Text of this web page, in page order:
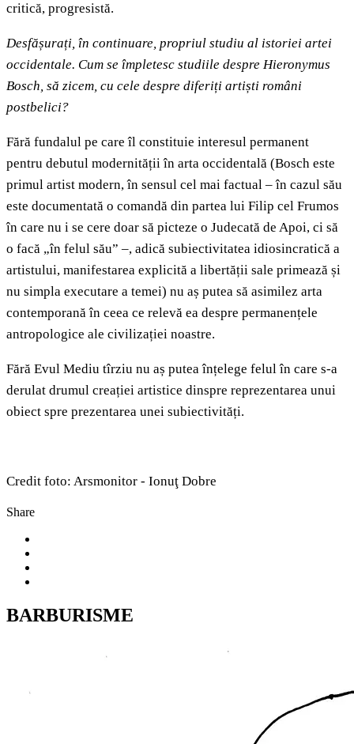
critică, progresistă.
Desfășurați, în continuare, propriul studiu al istoriei artei
occidentale. Cum se împletesc studiile despre Hieronymus
Bosch, să zicem, cu cele despre diferiți artiști români
postbelici?
Fără fundalul pe care îl constituie interesul permanent
pentru debutul modernității în arta occidentală (Bosch este
primul artist modern, în sensul cel mai factual – în cazul său
este documentată o comandă din partea lui Filip cel Frumos
în care nu i se cere doar să picteze o Judecată de Apoi, ci să
o facă „în felul său” –, adică subiectivitatea idiosincratică a
artistului, manifestarea explicită a libertății sale primează și
nu simpla executare a temei) nu aș putea să asimilez arta
contemporană în ceea ce relevă ea despre permanențele
antropologice ale civilizației noastre.
Fără Evul Mediu tîrziu nu aș putea înțelege felul în care s-a
derulat drumul creației artistice dinspre reprezentarea unui
obiect spre prezentarea unei subiectivități.
Credit foto: Arsmonitor - Ionuţ Dobre
Share
BARBURISME